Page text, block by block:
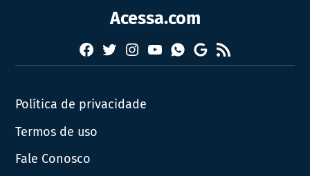
Acessa.com
Facebook
TwitterInstagram
YouTubeWhatsapp
Google
News
RSS
Política de privacidade
Termos de uso
Fale Conosco